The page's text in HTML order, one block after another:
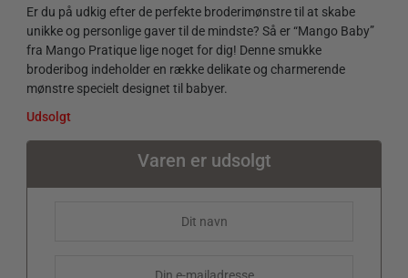
Er du på udkig efter de perfekte broderimønstre til at skabe
unikke og personlige gaver til de mindste? Så er “Mango Baby”
fra Mango Pratique lige noget for dig! Denne smukke
broderibog indeholder en række delikate og charmerende
mønstre specielt designet til babyer.
Udsolgt
Varen er udsolgt